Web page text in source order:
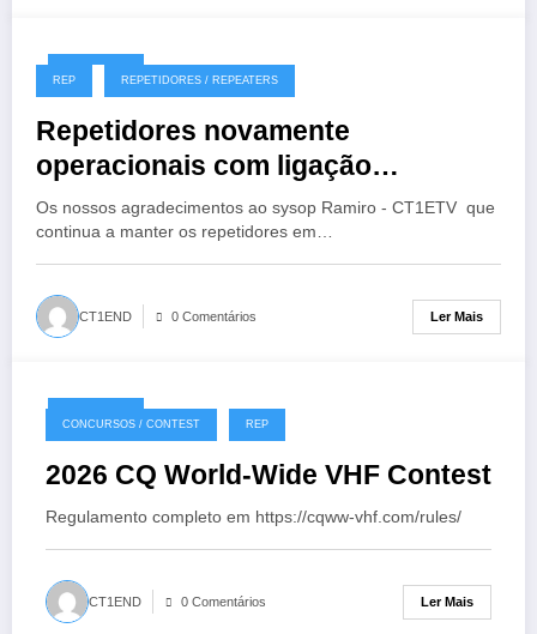
19/07/2026
REP REPETIDORES / REPEATERS
Repetidores novamente
operacionais com ligação
EchoLink
Os nossos agradecimentos ao sysop Ramiro - CT1ETV que
continua a manter os repetidores em…
CT1END 0 Comentários Ler Mais
18/07/2026
CONCURSOS / CONTEST REP
2026 CQ World-Wide VHF Contest
Regulamento completo em https://cqww-vhf.com/rules/
CT1END 0 Comentários Ler Mais